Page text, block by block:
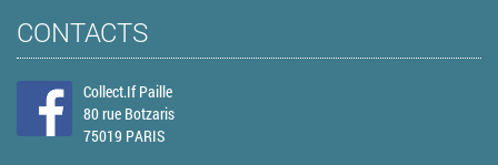
CONTACTS
Collect.If Paille
80 rue Botzaris
75019 PARIS